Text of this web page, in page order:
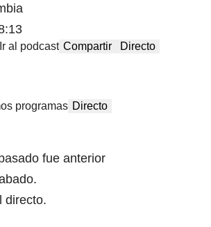
Ir al podcast Compartir Directo
programas Directo
fue anterior
directo.